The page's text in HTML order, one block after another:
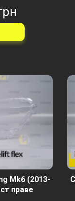
Mk6 (2013-
праве